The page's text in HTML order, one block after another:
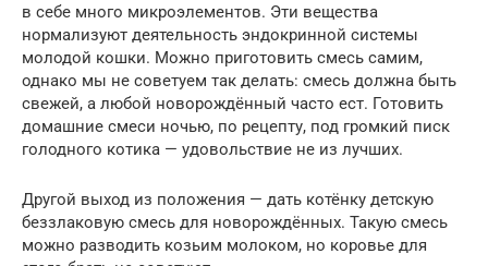
в себе много микроэлементов. Эти вещества
нормализуют деятельность эндокринной системы
молодой кошки. Можно приготовить смесь самим,
однако мы не советуем так делать: смесь должна быть
свежей, а любой новорождённый часто ест. Готовить
домашние смеси ночью, по рецепту, под громкий писк
голодного котика — удовольствие не из лучших.
Другой выход из положения — дать котёнку детскую
беззлаковую смесь для новорождённых. Такую смесь
можно разводить козьим молоком, но коровье для